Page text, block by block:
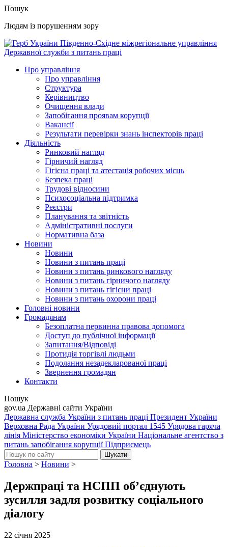
Пошук
Людям із порушенням зору
Південно-Східне міжрегіональне управління
Державної служби з питань праці
Про управління
Про управління
Структура
Керівництво
Очищення влади
Запобігання проявам корупції
Вакансії
Результати перевірки знань інспекторів праці
Діяльність
Ринковий нагляд
Гірничий нагляд
Гігієна праці та атестація робочих місць
Безпека праці
Трудові відносини
Психосоціальна підтримка
Реєстри
Планування та звітність
Адміністративні послуги
Нормативна база
Новини
Новини
Новини з питань праці
Новини з питань ринкового нагляду
Новини з питань гірничого нагляду
Новини з питань гігієни праці
Новини з питань охорони праці
Головні новини
Громадянам
Безоплатна первинна правова допомога
Доступ до публічної інформації
Запитання/Відповіді
Протидія торгівлі людьми
Подолання незадекларованої праці
Звернення громадян
Контакти
Пошук
gov.ua Державні сайти України
Державна служба України з питань праці Президент України
Верховна Рада України Урядовий портал 1545 Урядова гаряча
лінія Міністерство економіки України Національне агентство з
питань запобігання корупціїПідприємець
Головна > Новини >
Держпраці та НСПП об’єднують
зусилля задля розвитку соціального
діалогу
22 січня 2025